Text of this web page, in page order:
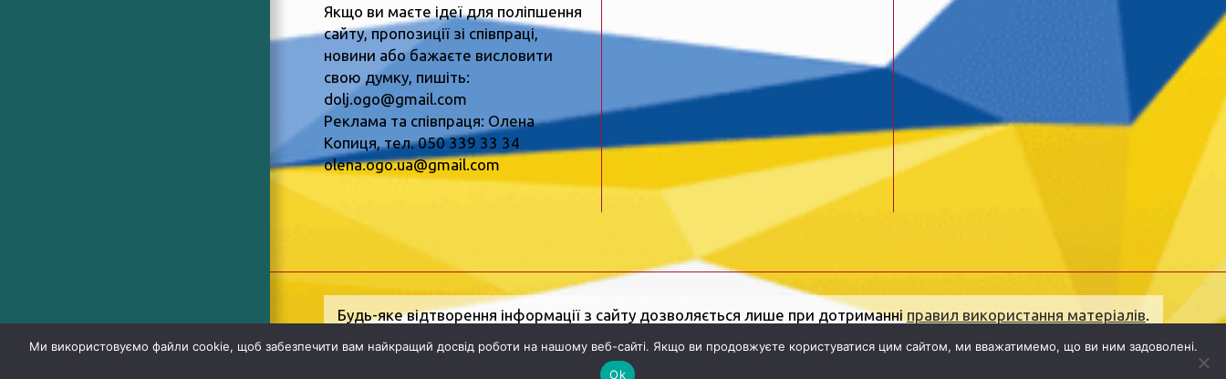
Якщо ви маєте ідеї для поліпшення
сайту, пропозиції зі співпраці,
новини або бажаєте висловити
свою думку, пишіть:
dolj.ogo@gmail.com
Реклама та співпраця: Олена
Копиця, тел. 050 339 33 34
olena.ogo.ua@gmail.com
Будь-яке відтворення інформації з сайту дозволяється лише при дотриманні правил використання матеріалів.
вулиця Шкільна, 2, Рівне, Рівненська область, 33000.
Електронна пошта: dolj.ogo@gmail.com
Ми використовуємо файли cookie, щоб забезпечити вам найкращий досвід роботи на нашому веб-сайті. Якщо ви продовжуєте користуватися цим сайтом, ми вважатимемо, що ви ним задоволені.
Ok